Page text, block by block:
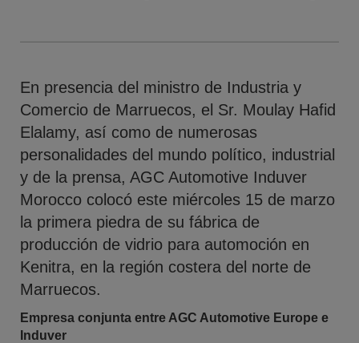
En presencia del ministro de Industria y
Comercio de Marruecos, el Sr. Moulay Hafid
Elalamy, así como de numerosas
personalidades del mundo político, industrial
y de la prensa, AGC Automotive Induver
Morocco colocó este miércoles 15 de marzo
la primera piedra de su fábrica de
producción de vidrio para automoción en
Kenitra, en la región costera del norte de
Marruecos.
Empresa conjunta entre AGC Automotive Europe e
Induver